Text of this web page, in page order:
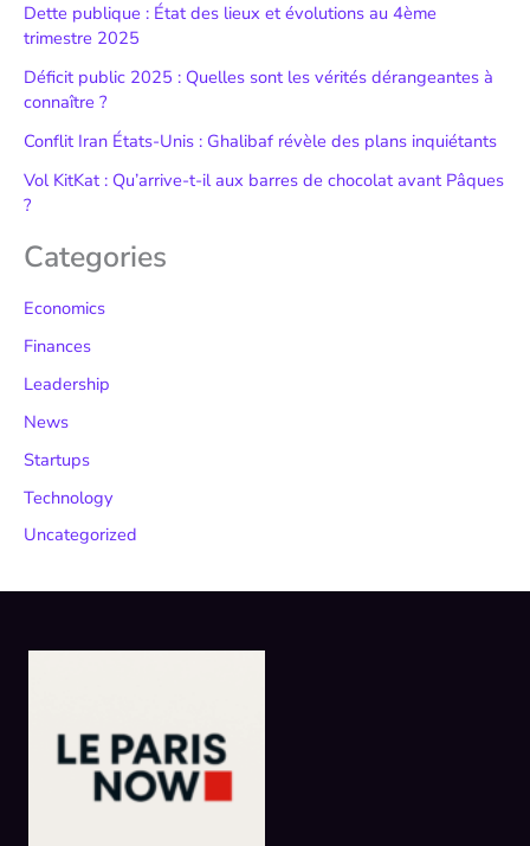
Dette publique : État des lieux et évolutions au 4ème
trimestre 2025
Déficit public 2025 : Quelles sont les vérités dérangeantes à
connaître ?
Conflit Iran États-Unis : Ghalibaf révèle des plans inquiétants
Vol KitKat : Qu’arrive-t-il aux barres de chocolat avant Pâques
?
Categories
Economics
Finances
Leadership
News
Startups
Technology
Uncategorized